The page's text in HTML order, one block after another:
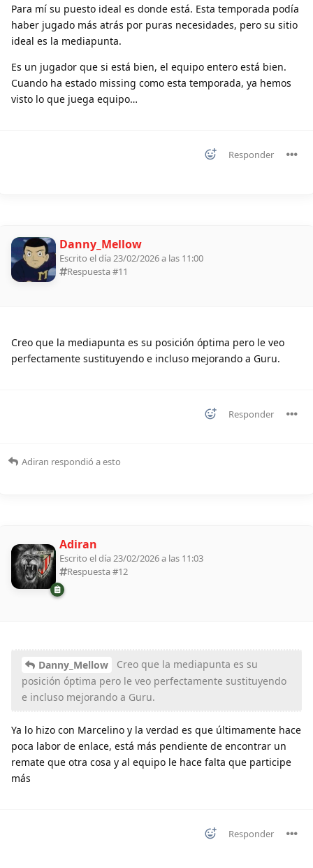
Para mí su puesto ideal es donde está. Esta temporada podía
haber jugado más atrás por puras necesidades, pero su sitio
ideal es la mediapunta.
Es un jugador que si está bien, el equipo entero está bien.
Cuando ha estado missing como esta temporada, ya hemos
visto lo que juega equipo…
Responder
Danny_Mellow
Escrito el día 23/02/2026 a las 11:00
Respuesta #11
Creo que la mediapunta es su posición óptima pero le veo
perfectamente sustituyendo e incluso mejorando a Guru.
Responder
Adiran respondió a esto
Adiran
Escrito el día 23/02/2026 a las 11:03
Respuesta #12
Danny_Mellow
Creo que la mediapunta es su
posición óptima pero le veo perfectamente sustituyendo
e incluso mejorando a Guru.
Ya lo hizo con Marcelino y la verdad es que últimamente hace
poca labor de enlace, está más pendiente de encontrar un
remate que otra cosa y al equipo le hace falta que participe
más
Responder